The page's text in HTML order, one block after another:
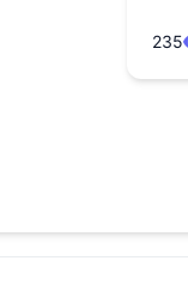
235